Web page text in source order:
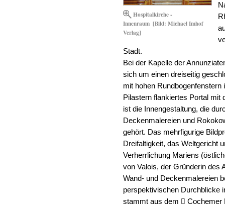
Hospitalkirche -
Innenraum [Bild: Michael Imhof
Verlag]
Stadt.
Bei der Kapelle der
sich um einen dreiseitig
mit hohen
Pilastern flankiertes Portal mit
ist die Innengestaltung, die
Deckenmalereien und
gehört. Das mehrfigurige
Dreifaltigkeit, das Weltgericht
Verherrlichung Mariens
von Valois, der Gründerin des
Wand- und Deckenmalereien
perspektivischen Durchblicke
stammt aus dem  Cochemer